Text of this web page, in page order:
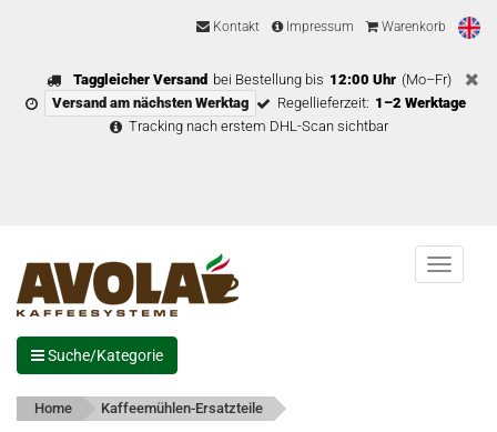
Kontakt Impressum Warenkorb
Taggleicher Versand bei Bestellung bis 12:00 Uhr (Mo–Fr)
Versand am nächsten Werktag
Regellieferzeit: 1–2 Werktage
Tracking nach erstem DHL-Scan sichtbar
Menu
Suche/Kategorie
Home Kaffeemühlen-Ersatzteile